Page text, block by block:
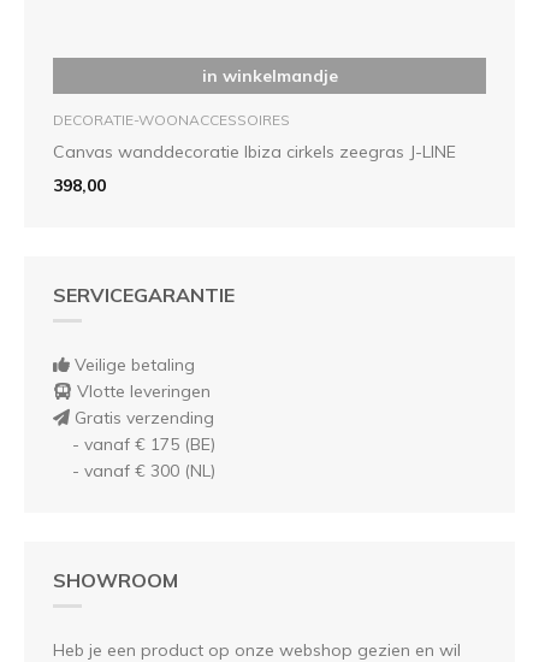
in winkelmandje
DECORATIE-WOONACCESSOIRES
Canvas wanddecoratie Ibiza cirkels zeegras J-LINE
398,00
SERVICEGARANTIE
Veilige betaling
Vlotte leveringen
Gratis verzending
- vanaf € 175 (BE)
- vanaf € 300 (NL)
SHOWROOM
Heb je een product op onze webshop gezien en wil